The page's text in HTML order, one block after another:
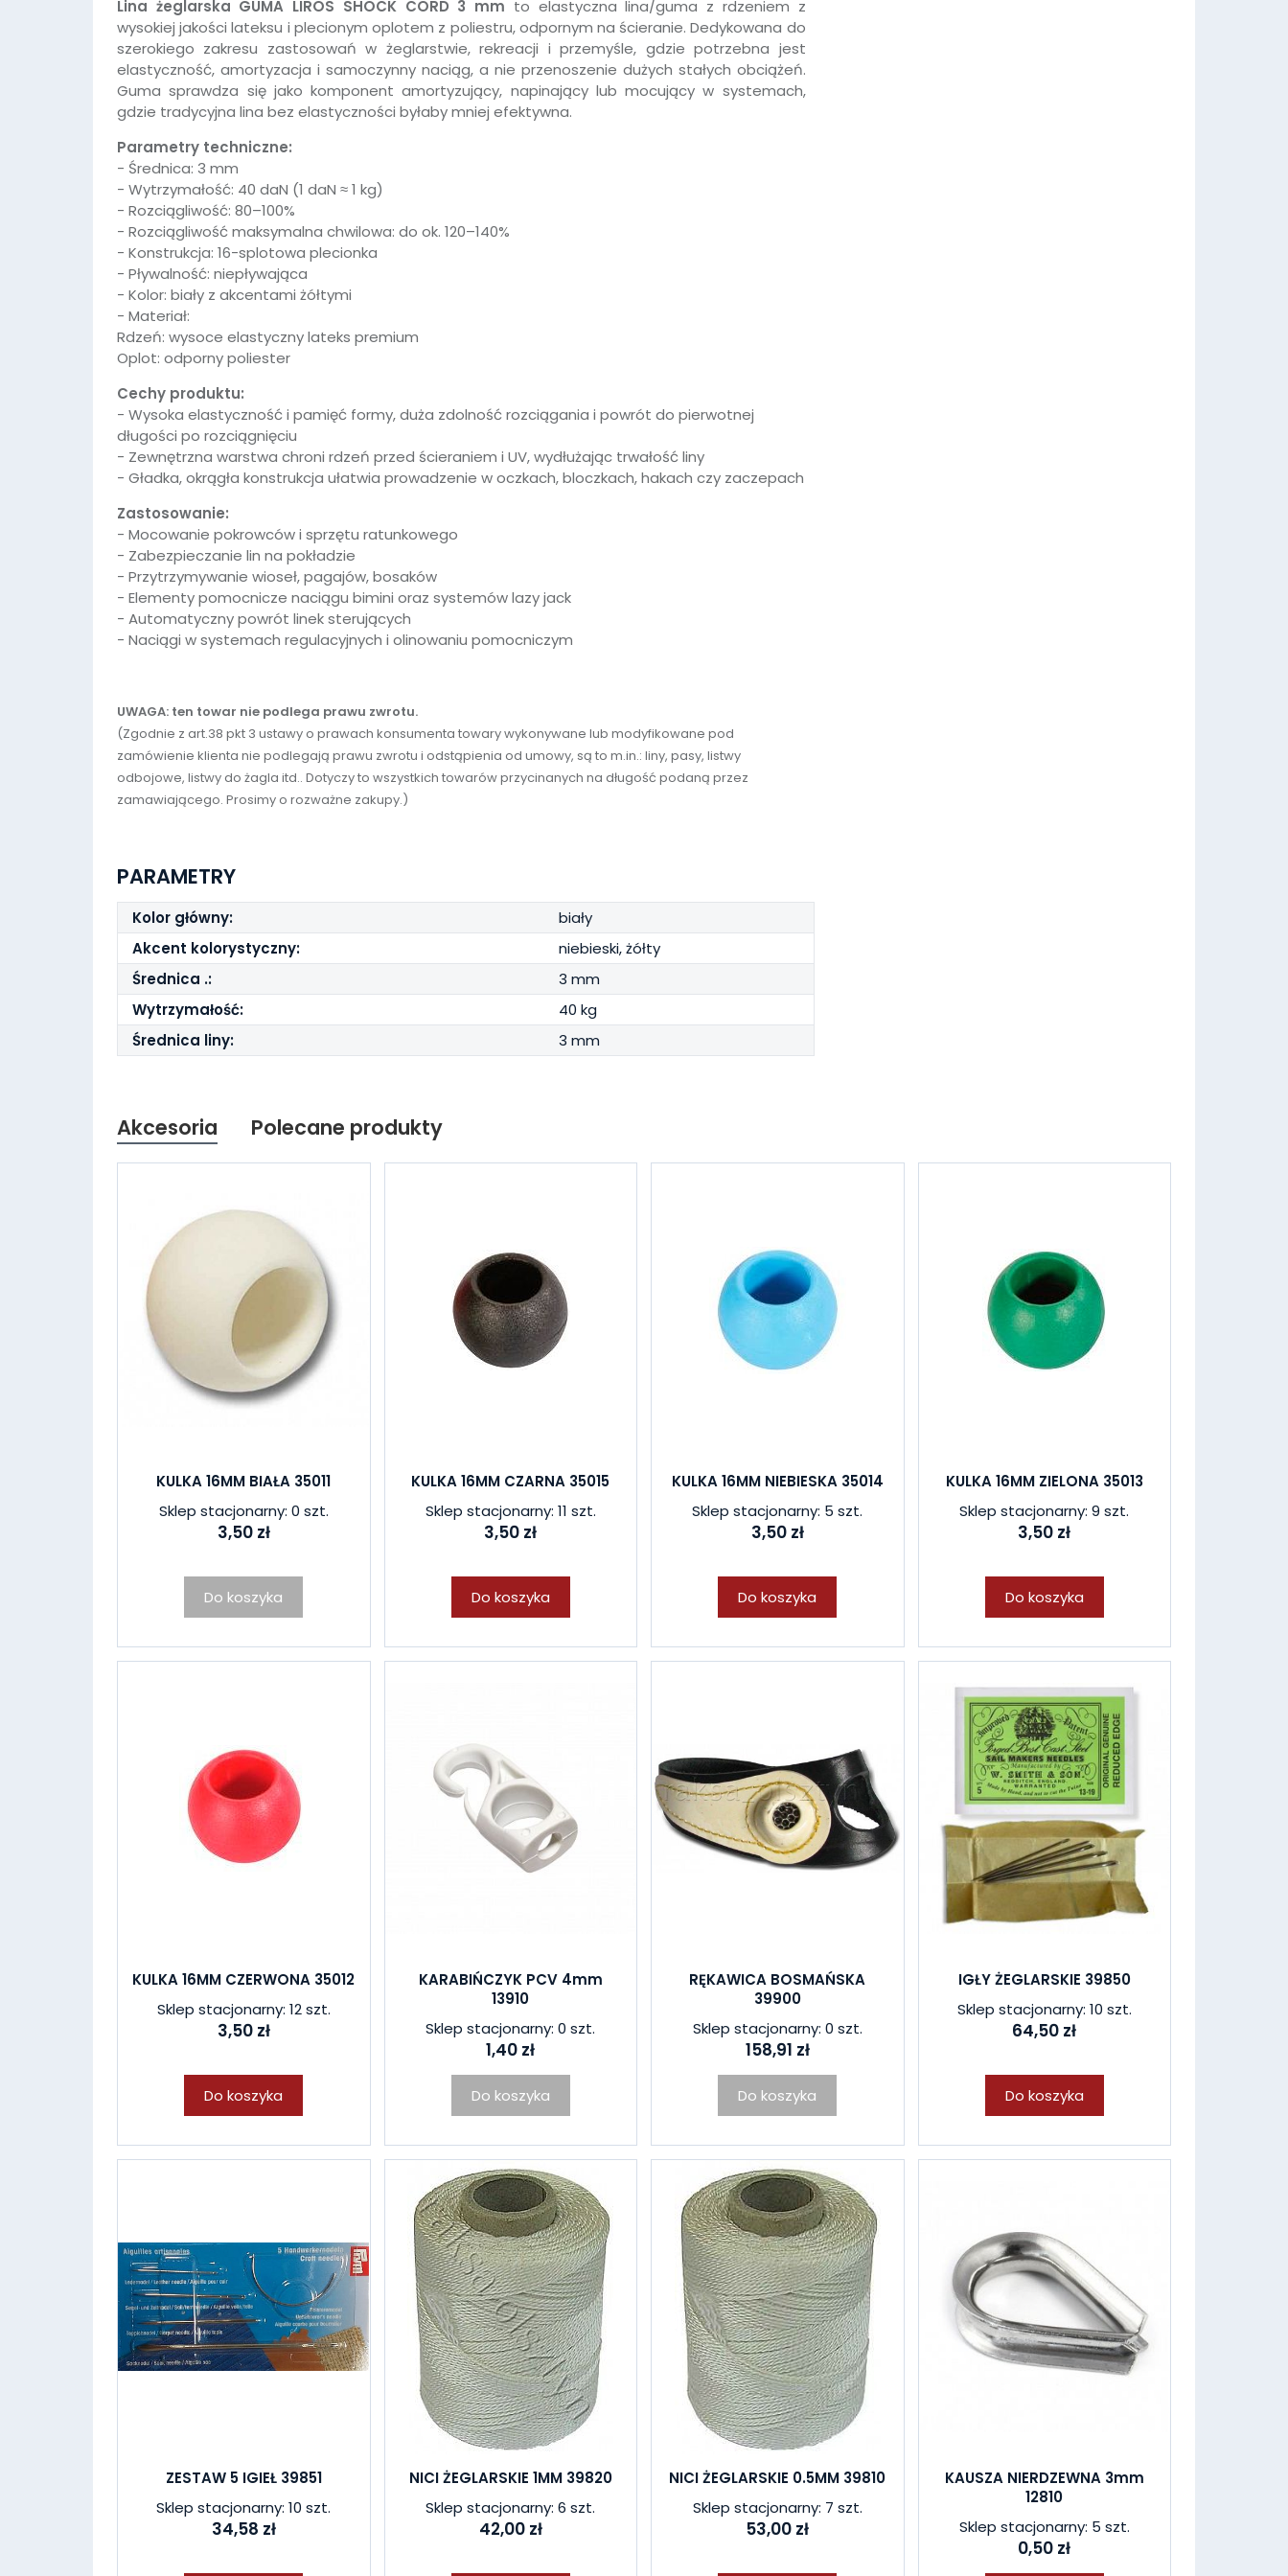
Lina żeglarska GUMA LIROS SHOCK CORD 3 mm to elastyczna lina/guma z rdzeniem z
wysokiej jakości lateksu i plecionym oplotem z poliestru, odpornym na ścieranie. Dedykowana do
szerokiego zakresu zastosowań w żeglarstwie, rekreacji i przemyśle, gdzie potrzebna jest
elastyczność, amortyzacja i samoczynny naciąg, a nie przenoszenie dużych stałych obciążeń.
Guma sprawdza się jako komponent amortyzujący, napinający lub mocujący w systemach,
gdzie tradycyjna lina bez elastyczności byłaby mniej efektywna.
Parametry techniczne:
- Średnica: 3 mm
- Wytrzymałość: 40 daN (1 daN ≈ 1 kg)
- Rozciągliwość: 80–100%
- Rozciągliwość maksymalna chwilowa: do ok. 120–140%
- Konstrukcja: 16-splotowa plecionka
- Pływalność: niepływająca
- Kolor: biały z akcentami żółtymi
- Materiał:
Rdzeń: wysoce elastyczny lateks premium
Oplot: odporny poliester
Cechy produktu:
- Wysoka elastyczność i pamięć formy, duża zdolność rozciągania i powrót do pierwotnej
długości po rozciągnięciu
- Zewnętrzna warstwa chroni rdzeń przed ścieraniem i UV, wydłużając trwałość liny
- Gładka, okrągła konstrukcja ułatwia prowadzenie w oczkach, bloczkach, hakach czy zaczepach
Zastosowanie:
- Mocowanie pokrowców i sprzętu ratunkowego
- Zabezpieczanie lin na pokładzie
- Przytrzymywanie wioseł, pagajów, bosaków
- Elementy pomocnicze naciągu bimini oraz systemów lazy jack
- Automatyczny powrót linek sterujących
- Naciągi w systemach regulacyjnych i olinowaniu pomocniczym
UWAGA: ten towar nie podlega prawu zwrotu.
(Zgodnie z art.38 pkt 3 ustawy o prawach konsumenta towary wykonywane lub modyfikowane pod
zamówienie klienta nie podlegają prawu zwrotu i odstąpienia od umowy, są to m.in.: liny, pasy, listwy
odbojowe, listwy do żagla itd.. Dotyczy to wszystkich towarów przycinanych na długość podaną przez
zamawiającego. Prosimy o rozważne zakupy.)
PARAMETRY
Kolor główny:
biały
Akcent kolorystyczny:
niebieski, żółty
Średnica .:
3 mm
Wytrzymałość:
40 kg
Średnica liny:
3 mm
Akcesoria Polecane produkty
KULKA 16MM BIAŁA 35011
Sklep stacjonarny: 0 szt.
3,50 zł
Do koszyka
KULKA 16MM CZARNA 35015
Sklep stacjonarny: 11 szt.
3,50 zł
Do koszyka
KULKA 16MM NIEBIESKA 35014
Sklep stacjonarny: 5 szt.
3,50 zł
Do koszyka
KULKA 16MM ZIELONA 35013
Sklep stacjonarny: 9 szt.
3,50 zł
Do koszyka
KULKA 16MM CZERWONA 35012
Sklep stacjonarny: 12 szt.
3,50 zł
Do koszyka
KARABIŃCZYK PCV 4mm
13910
Sklep stacjonarny: 0 szt.
1,40 zł
Do koszyka
RĘKAWICA BOSMAŃSKA
39900
Sklep stacjonarny: 0 szt.
158,91 zł
Do koszyka
IGŁY ŻEGLARSKIE 39850
Sklep stacjonarny: 10 szt.
64,50 zł
Do koszyka
ZESTAW 5 IGIEŁ 39851
Sklep stacjonarny: 10 szt.
34,58 zł
NICI ŻEGLARSKIE 1MM 39820
Sklep stacjonarny: 6 szt.
42,00 zł
NICI ŻEGLARSKIE 0.5MM 39810
Sklep stacjonarny: 7 szt.
53,00 zł
KAUSZA NIERDZEWNA 3mm
12810
Sklep stacjonarny: 5 szt.
0,50 zł
W ostatnich 7 dniach produktem interesują się3osoby.